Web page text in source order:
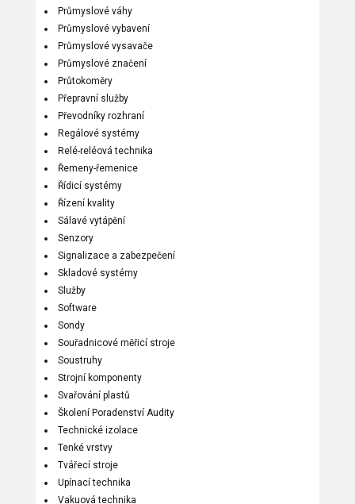
Průmyslové váhy
Průmyslové vybavení
Průmyslové vysavače
Průmyslové značení
Průtokoměry
Přepravní služby
Převodníky rozhraní
Regálové systémy
Relé-reléová technika
Řemeny-řemenice
Řídicí systémy
Řízení kvality
Sálavé vytápění
Senzory
Signalizace a zabezpečení
Skladové systémy
Služby
Software
Sondy
Souřadnicové měřicí stroje
Soustruhy
Strojní komponenty
Svařování plastů
Školení Poradenství Audity
Technické izolace
Tenké vrstvy
Tvářecí stroje
Upínací technika
Vakuová technika